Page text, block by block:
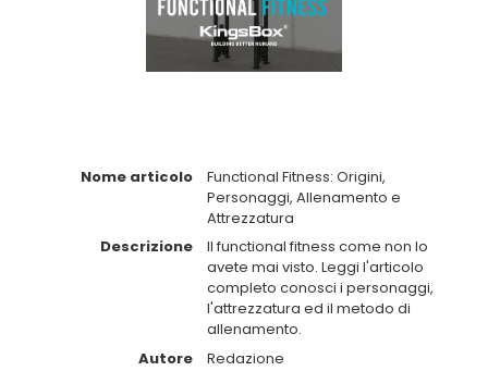
Nome articolo
Functional Fitness: Origini,
Personaggi, Allenamento e
Attrezzatura
Descrizione
Il functional fitness come non lo
avete mai visto. Leggi l'articolo
completo conosci i personaggi,
l'attrezzatura ed il metodo di
allenamento.
Autore
Redazione